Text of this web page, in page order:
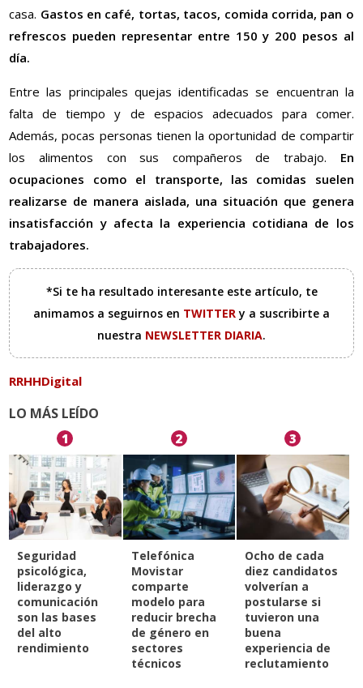
casa. Gastos en café, tortas, tacos, comida corrida, pan o
refrescos pueden representar entre 150 y 200 pesos al
día.
Entre las principales quejas identificadas se encuentran la
falta de tiempo y de espacios adecuados para comer.
Además, pocas personas tienen la oportunidad de compartir
los alimentos con sus compañeros de trabajo. En
ocupaciones como el transporte, las comidas suelen
realizarse de manera aislada, una situación que genera
insatisfacción y afecta la experiencia cotidiana de los
trabajadores.
*Si te ha resultado interesante este artículo, te
animamos a seguirnos en TWITTERy a suscribirte a
nuestra NEWSLETTER DIARIA.
RRHHDigital
LO MÁS LEÍDO
1
Seguridad
psicológica,
liderazgo y
comunicación
son las bases
del alto
rendimiento
2
Telefónica
Movistar
comparte
modelo para
reducir brecha
de género en
sectores
técnicos
3
Ocho de cada
diez candidatos
volverían a
postularse si
tuvieron una
buena
experiencia de
reclutamiento